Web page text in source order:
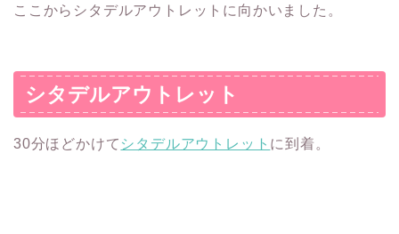
ここからシタデルアウトレットに向かいました。
シタデルアウトレット
30分ほどかけて シタデルアウトレット に到着。